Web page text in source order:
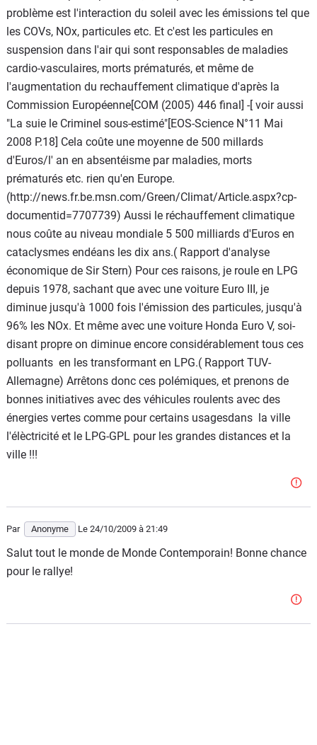
problème est l'interaction du soleil avec les émissions tel que
les COVs, NOx, particules etc. Et c'est les particules en
suspension dans l'air qui sont responsables de maladies
cardio-vasculaires, morts prématurés, et même de
l'augmentation du rechauffement climatique d'après la
Commission Européenne[COM (2005) 446 final] -[ voir aussi
"La suie le Criminel sous-estimé"[EOS-Science N°11 Mai
2008 P.18] Cela coûte une moyenne de 500 millards
d'Euros/l' an en absentéisme par maladies, morts
prématurés etc. rien qu'en Europe.
(http://news.fr.be.msn.com/Green/Climat/Article.aspx?cp-
documentid=7707739) Aussi le réchauffement climatique
nous coûte au niveau mondiale 5 500 milliards d'Euros en
cataclysmes endéans les dix ans.( Rapport d'analyse
économique de Sir Stern) Pour ces raisons, je roule en LPG
depuis 1978, sachant que avec une voiture Euro III, je
diminue jusqu'à 1000 fois l'émission des particules, jusqu'à
96% les NOx. Et même avec une voiture Honda Euro V, soi-
disant propre on diminue encore considérablement tous ces
polluants en les transformant en LPG.( Rapport TUV-
Allemagne) Arrêtons donc ces polémiques, et prenons de
bonnes initiatives avec des véhicules roulents avec des
énergies vertes comme pour certains usagesdans la ville
l'élèctricité et le LPG-GPL pour les grandes distances et la
ville !!!
Par Anonyme Le 24/10/2009 à 21:49
Salut tout le monde de Monde Contemporain! Bonne chance
pour le rallye!